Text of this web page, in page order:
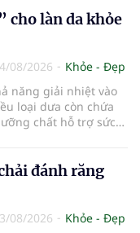
mỗi ngày có thể
nhớ và sống độc lập
cho làn da khỏe
08/2026
Khỏe - Đẹp
năng giải nhiệt vào
loại dưa còn chứa
chất hỗ trợ sức
đánh răng
08/2026
Khỏe - Đẹp